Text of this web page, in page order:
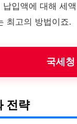
입액에 대해 세
최고의 방법이죠.
국세청
전략